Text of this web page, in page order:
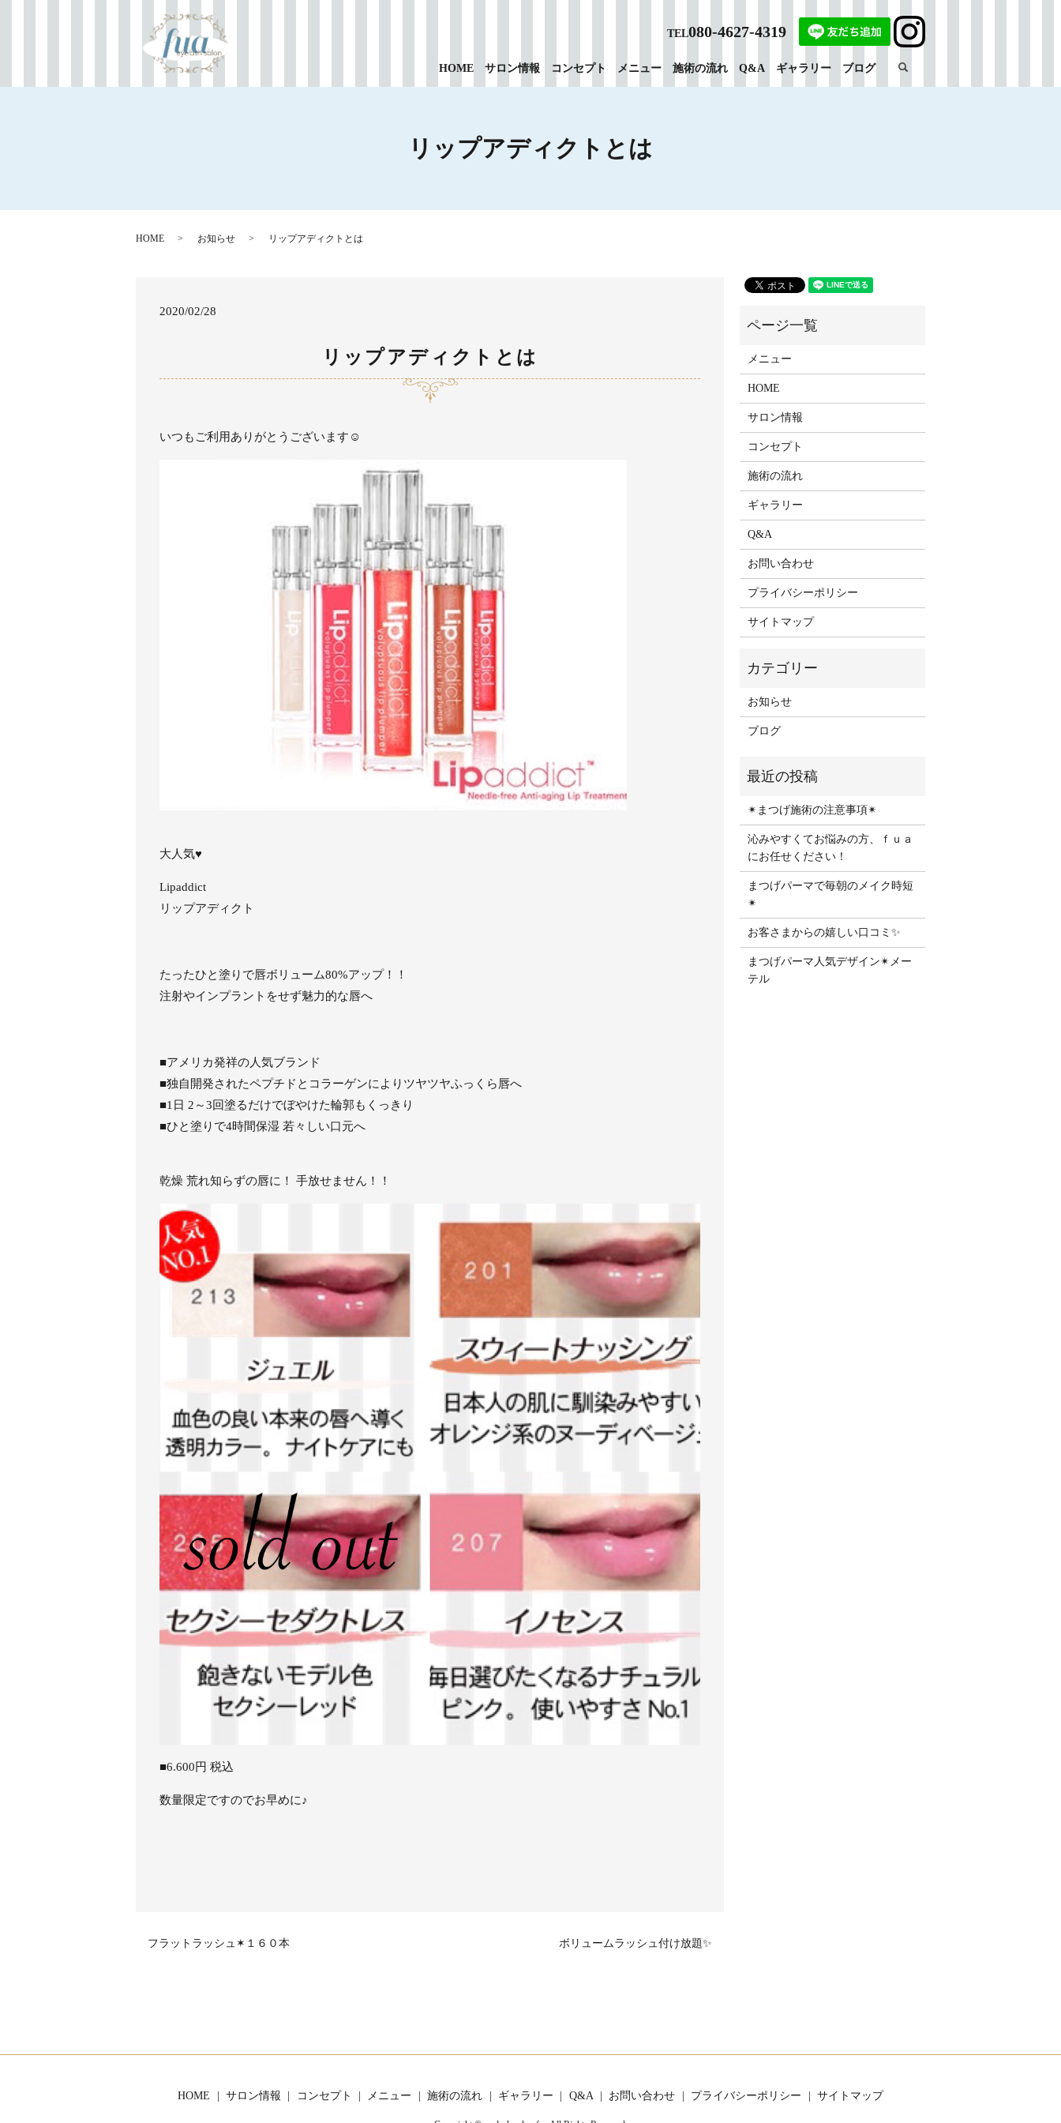
HOME サロン情報 コンセプト メニュー 施術の流れ Q&A ギャラリー ブログ search
TEL080-4627-4319
リップアディクトとは
HOME お知らせ リップアディクトとは
2020/02/28
リップアディクトとは
いつもご利用ありがとうございます☺
大人気♥
Lipaddict
リップアディクト
たったひと塗りで唇ボリューム80%アップ！！
注射やインプラントをせず魅力的な唇へ
■アメリカ発祥の人気ブランド
■独自開発されたペプチドとコラーゲンによりツヤツヤふっくら唇へ
■1日 2～3回塗るだけでぼやけた輪郭もくっきり
■ひと塗りで4時間保湿 若々しい口元へ
乾燥 荒れ知らずの唇に！ 手放せません！！
■6.600円 税込
数量限定ですのでお早めに♪
フラットラッシュ✶１６０本 ボリュームラッシュ付け放題✨
メニュー
HOME
サロン情報
コンセプト
施術の流れ
ギャラリー
Q&A
お問い合わせ
プライバシーポリシー
サイトマップ
お知らせ
ブログ
✴︎まつげ施術の注意事項✴︎
沁みやすくてお悩みの方、ｆｕａ
にお任せください！
まつげパーマで毎朝のメイク時短
✴︎
お客さまからの嬉しい口コミ✨
まつげパーマ人気デザイン✴︎メー
テル
HOME サロン情報 コンセプト メニュー 施術の流れ ギャラリー Q&A お問い合わせ プライバシーポリシー サイトマップ